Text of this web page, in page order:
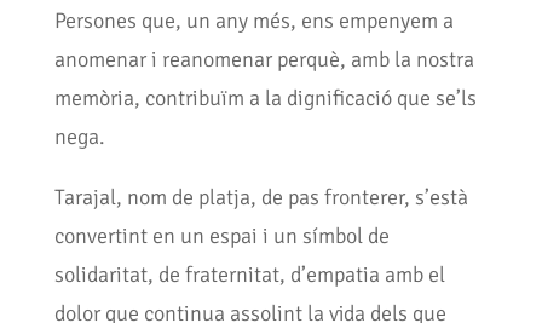
Persones que, un any més, ens empenyem a
anomenar i reanomenar perquè, amb la nostra
memòria, contribuïm a la dignificació que se’ls
nega.
Tarajal, nom de platja, de pas fronterer, s’està
convertint en un espai i un símbol de
solidaritat, de fraternitat, d’empatia amb el
dolor que continua assolint la vida dels que